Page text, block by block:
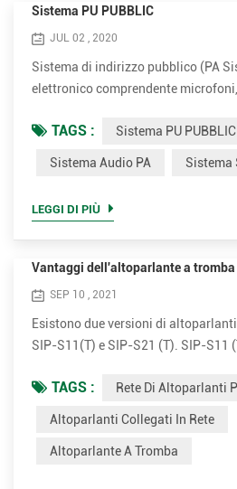
Sistema PU PUBBLIC
JUL 02 , 2020
Sistema di indirizzo pubblico (PA
elettronico comprendente
apparente (Loudness) di una voce
musicale o un'altra fonte audio
ecc. ess...
TAGS : Sistema PU PUBBLIC
Sistema Audio PA Sistema
LEGGI DI PIÙ
Vantaggi dell'altoparlante a tromba
SEP 10 , 2021
Esistono due versioni di
SIP-S11(T) e SIP-S21 (T). SIP-S11
grigio. Entrambe le versioni hanno
30W opzionale. Collega e
da installare. Supporta PoE (Power
TAGS : Rete Di Altoparlanti
Altoparlanti Collegati In Rete
Altoparlante A Tromba